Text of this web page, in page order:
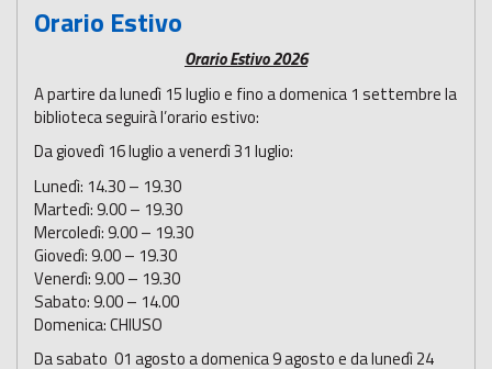
Orario Estivo
Orario Estivo 2026
A partire da lunedì 15 luglio e fino a domenica 1 settembre la
biblioteca seguirà l’orario estivo:
Da giovedì 16 luglio a venerdì 31 luglio:
Lunedì: 14.30 – 19.30
Martedì: 9.00 – 19.30
Mercoledì: 9.00 – 19.30
Giovedì: 9.00 – 19.30
Venerdì: 9.00 – 19.30
Sabato: 9.00 – 14.00
Domenica: CHIUSO
Da sabato 01 agosto a domenica 9 agosto e da lunedì 24